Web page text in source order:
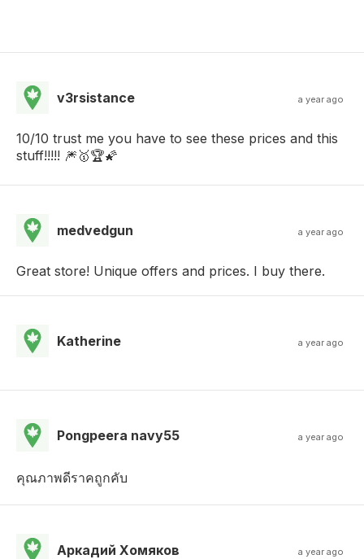
v3rsistance a year ago
10/10 trust me you have to see these prices and this
stuff!!!!! 🎆🥇🏆🌠
medvedgun a year ago
Great store! Unique offers and prices. I buy there.
Katherine a year ago
Pongpeera navy55 a year ago
คุณภาพดีราคถูกคับ
Аркадий Хомяков a year ago